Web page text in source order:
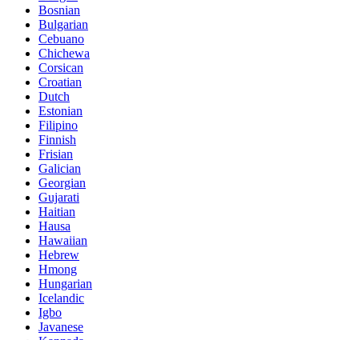
Bosnian
Bulgarian
Cebuano
Chichewa
Corsican
Croatian
Dutch
Estonian
Filipino
Finnish
Frisian
Galician
Georgian
Gujarati
Haitian
Hausa
Hawaiian
Hebrew
Hmong
Hungarian
Icelandic
Igbo
Javanese